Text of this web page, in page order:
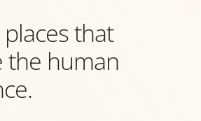
that
the human